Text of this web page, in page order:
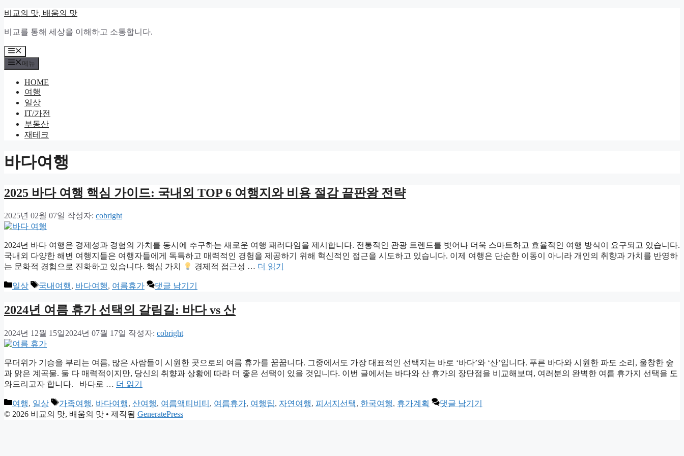
컨
츠
로
건
너
비교의 맛, 배움의 맛
비교를 통해 세상을 이해하고 소통합니다.
메
뉴
메뉴
HOME
여행
일상
IT/가전
부동산
재테크
바다여행
2025 바다 여행 핵심 가이드: 국내외 TOP 6 여행지와 비용 절감 끝판왕 전략
2025년 02월 07일 작성자: cobright
2024년 바다 여행은 경제성과 경험의 가치를 동시에 추구하는 새로운 여행 패러다임을 제시합니다. 전통적인 관광 트렌드를 벗어나 더욱 스마트하고 효율적인 여행 방식이 요구되고 있습니다.
국내외 다양한 해변 여행지들은 여행자들에게 독특하고 매력적인 경험을 제공하기 위해 혁신적인 접근을 시도하고 있습니다. 이제 여행은 단순한 이동이 아니라 개인의 취향과 가치를 반영하
는 문화적 경험으로 진화하고 있습니다. 핵심 가치
경제적 접근성 … 더 읽기
카
고
리
일상
태
국내여행, 바다여행, 여름휴가 댓글 남기기
2024년 여름 휴가 선택의 갈림길: 바다 vs 산
2024년 12월 15일2024년 07월 17일 작성자: cobright
무더위가 기승을 부리는 여름, 많은 사람들이 시원한 곳으로의 여름 휴가를 꿈꿉니다. 그중에서도 가장 대표적인 선택지는 바로 ‘바다’와 ‘산’입니다. 푸른 바다와 시원한 파도 소리, 울창한 숲
과 맑은 계곡물. 둘 다 매력적이지만, 당신의 취향과 상황에 따라 더 좋은 선택이 있을 것입니다. 이번 글에서는 바다와 산 휴가의 장단점을 비교해보며, 여러분의 완벽한 여름 휴가지 선택을 도
와드리고자 합니다. 바다로 … 더 읽기
카
테
여행, 일상
태
그
가족여행, 바다여행, 산여행, 여름액티비티 , 여름휴가, 여행팁, 자연여행, 피서지선택, 한국여행, 휴가계획
댓글 남기기
© 2026 비교의 맛, 배움의 맛 • 제작됨 GeneratePress